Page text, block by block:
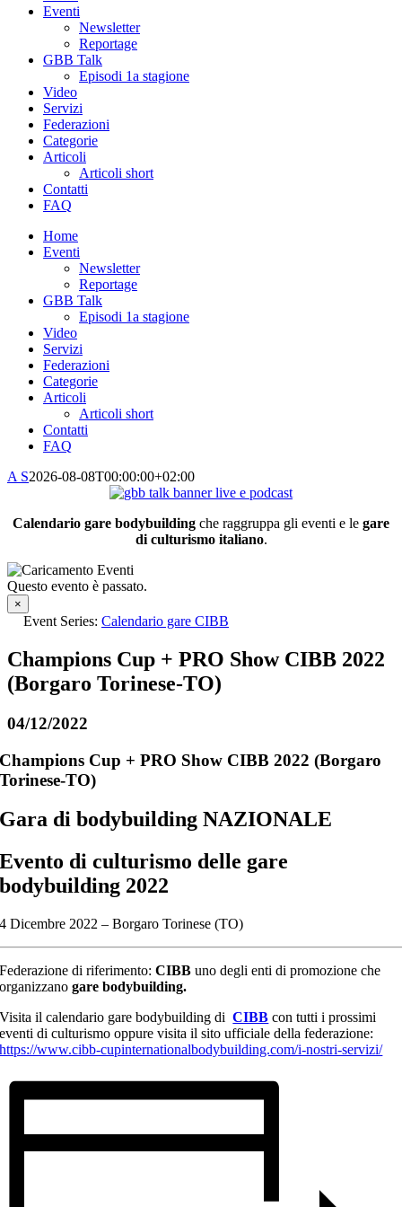
Eventi
Newsletter
Reportage
GBB Talk
Episodi 1a stagione
Video
Servizi
Federazioni
Categorie
Articoli
Articoli short
Contatti
FAQ
Home
Eventi
Newsletter
Reportage
GBB Talk
Episodi 1a stagione
Video
Servizi
Federazioni
Categorie
Articoli
Articoli short
Contatti
FAQ
A S2026-08-08T00:00:00+02:00
Calendario gare bodybuilding che raggruppa gli eventi e le gare
di culturismo italiano.
Questo evento è passato.
×
Event Series: Calendario gare CIBB
Champions Cup + PRO Show CIBB 2022
(Borgaro Torinese-TO)
04/12/2022
Champions Cup + PRO Show CIBB 2022 (Borgaro
Torinese-TO)
Gara di bodybuilding NAZIONALE
Evento di culturismo delle gare
bodybuilding 2022
4 Dicembre 2022 – Borgaro Torinese (TO)
Federazione di riferimento:CIBBuno degli enti di promozione che
organizzanogare bodybuilding.
Visita il calendario gare bodybuilding di CIBB con tutti i prossimi
eventi di culturismo oppure visita il sito ufficiale della federazione:
https://www.cibb-cupinternationalbodybuilding.com/i-nostri-servizi/